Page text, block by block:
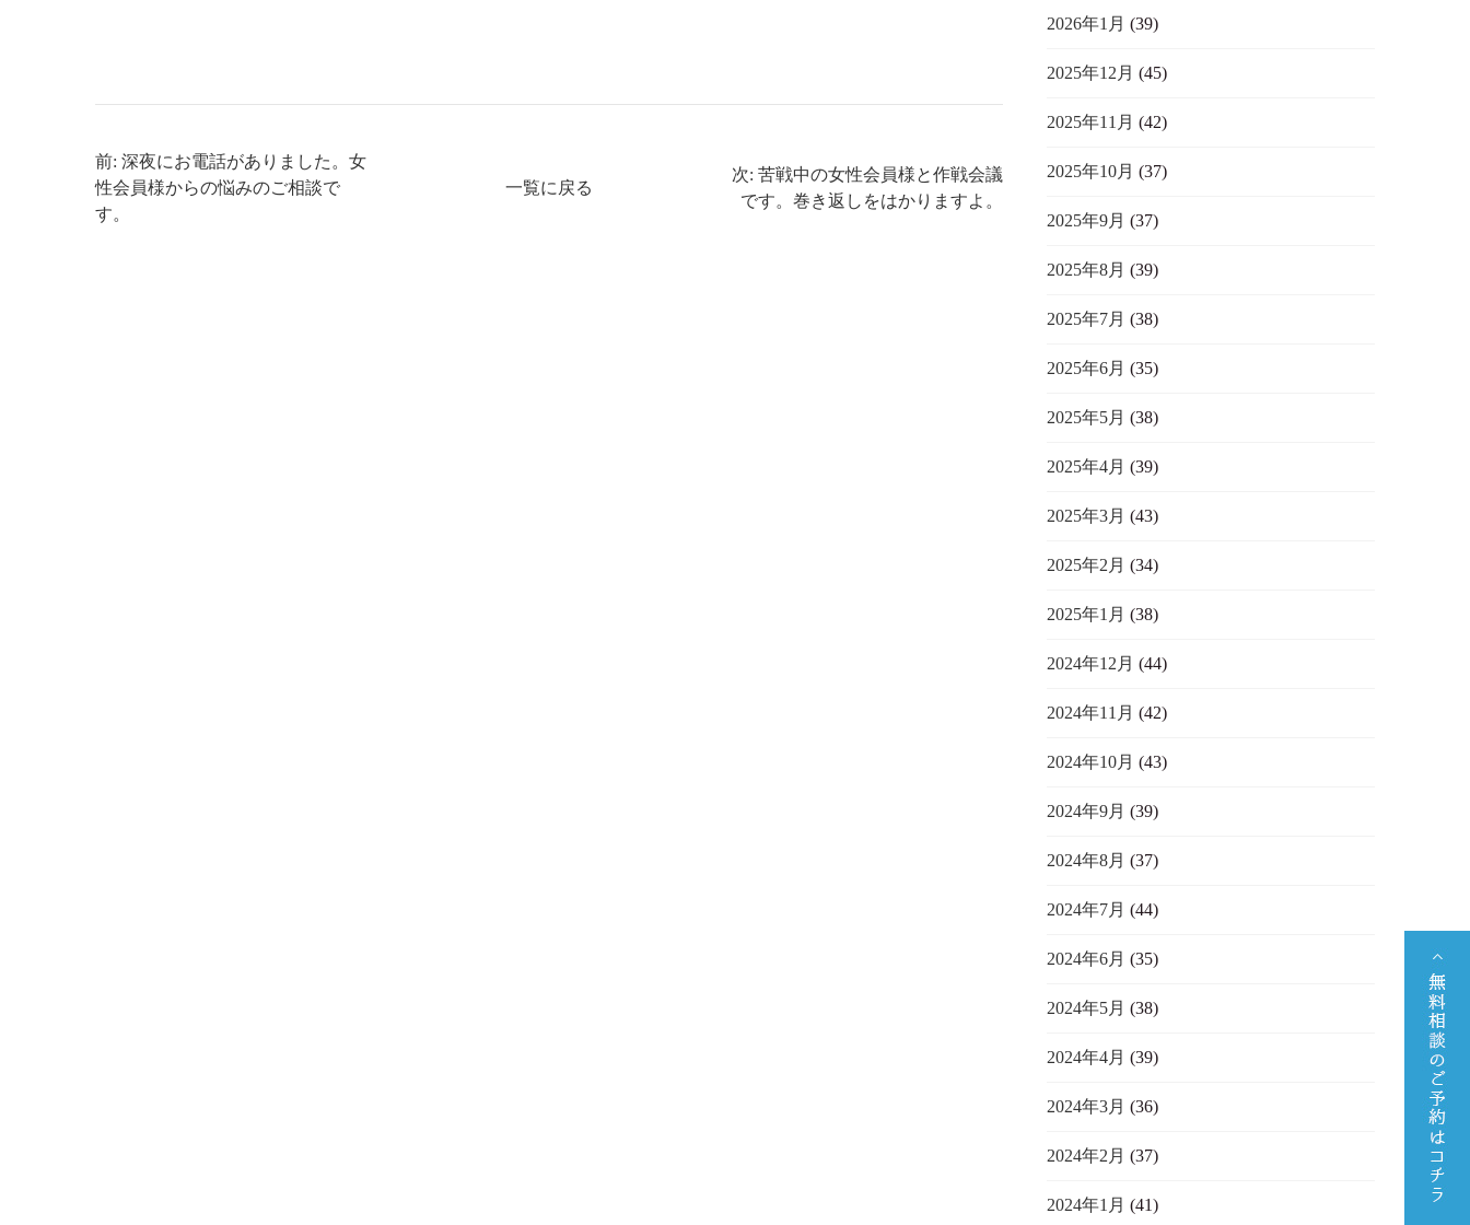
前: 深夜にお電話がありました。女
性会員様からの悩みのご相談で
す。
一覧に戻る
次: 苦戦中の女性会員様と作戦会議
です。巻き返しをはかりますよ。
2026年1月 (39)
2025年12月 (45)
2025年11月 (42)
2025年10月 (37)
2025年9月 (37)
2025年8月 (39)
2025年7月 (38)
2025年6月 (35)
2025年5月 (38)
2025年4月 (39)
2025年3月 (43)
2025年2月 (34)
2025年1月 (38)
2024年12月 (44)
2024年11月 (42)
2024年10月 (43)
2024年9月 (39)
2024年8月 (37)
2024年7月 (44)
2024年6月 (35)
2024年5月 (38)
2024年4月 (39)
2024年3月 (36)
2024年2月 (37)
2024年1月 (41)